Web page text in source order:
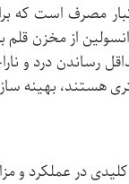
4، ابزاری استریل و
از مخزن
رساندن درد و
هستند، بهینه